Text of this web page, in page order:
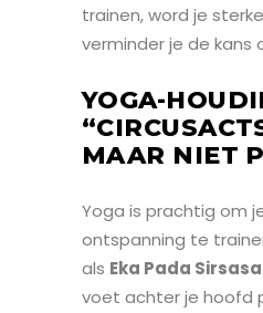
trainen, word je
verminder je de kans
YOGA-
MAAR NIET
Yoga is prachtig om
ontspanning te
als Eka Pada
voet achter je hoofd